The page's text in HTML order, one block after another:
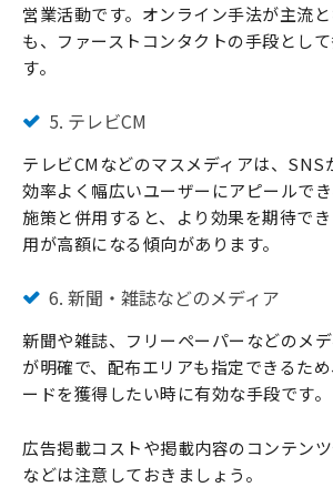
営業活動です。オンライン手法が主流
も、ファーストコンタクトの手段とし
す。
5. テレビCM
テレビCMなどのマスメディアは、SNS
効率よく幅広いユーザーにアピールで
施策と併用すると、より効果を期待で
用が高額になる傾向があります。
6. 新聞・雑誌などのメディア
新聞や雑誌、フリーペーパーなどのメ
が明確で、配布エリアも指定できるた
ードを獲得したい時に有効な手段です。
広告掲載コストや掲載内容のコンテン
などは注意しておきましょう。